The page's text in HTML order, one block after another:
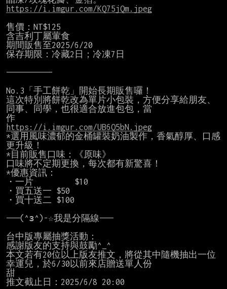
https://i.imgur.com/KQ75jQm.jpeg
售價：NT$125
含吉利丁屬葷食
期間販售至2025/6/20
保存期限：冷藏2日；冷凍7日
——————————
No.3「手工餅乾」開始長期販售囉！
這次特別將餅乾改為單片小包裝，方便分享給朋友、
同事、同學，也很適合放進包包，當
https://i.imgur.com/UB6Q5bN.jpeg
*選用風味濃郁的金桶罐裝奶油製作，香氣醇厚、口感
更升級！
*目前販售口味：《原味》
口味將不定期更換，每次都有新驚喜！
*優惠資訊：
・一片         $10
・買五送一 $50
・買十送二 $100
———(^з^)-☆我是分隔線———
台中版專屬抽獎活動：
感謝版友的支持與鼓勵^_^
本文若有20位以上版友推文，將從其中隨機抽出一位
幸運兒，於6/30以前來店贈送單人份
甜
推文截止日：2025/6/8 20:00